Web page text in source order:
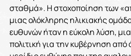
σταθμά». Η στοχοποίηση των
μιας ολόκληρης ηλικιακής
ευθυνών ήταν η εύκολη λύση,
πολιτική για την κυβέρνηση από